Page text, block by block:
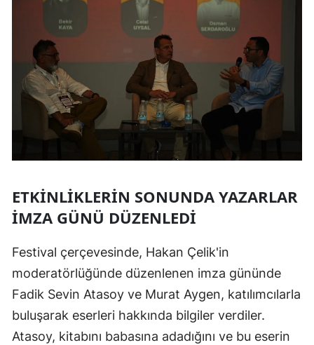
ETKINLIKLERIN SONUNDA YAZARLAR
İMZA GÜNÜ DÜZENLEDI
Festival çerçevesinde, Hakan Çelik'in
moderatörlüğünde düzenlenen imza gününde
Fadik Sevin Atasoy ve Murat Aygen, katılımcılarla
buluşarak eserleri hakkında bilgiler verdiler.
Atasoy, kitabını babasına adadığını ve bu eserin